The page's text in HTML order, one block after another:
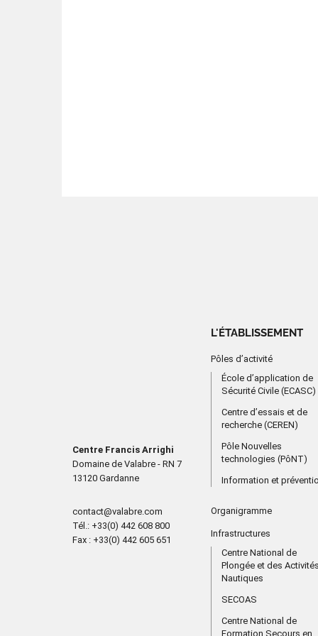
Centre Francis Arrighi
Domaine de Valabre - RN 7
13120 Gardanne
contact@valabre.com
Tél.: +33(0) 442 608 800
Fax : +33(0) 442 605 651
L'ÉTABLISSEMENT
Pôles d’activité
École d’application de
Sécurité Civile (ECASC)
Centre d’essais et de
recherche (CEREN)
Pôle Nouvelles
technologies (PôNT)
Information et
Organigramme
Infrastructures
Centre National de
Plongée et des
Nautiques
SECOAS
Centre National de
Formation Secours en